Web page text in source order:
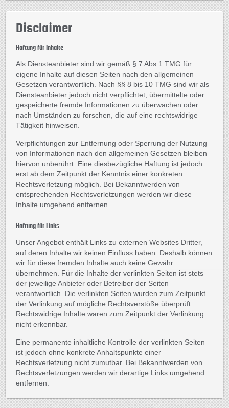
Disclaimer
Haftung für Inhalte
Als Diensteanbieter sind wir gemäß § 7 Abs.1 TMG für
eigene Inhalte auf diesen Seiten nach den allgemeinen
Gesetzen verantwortlich. Nach §§ 8 bis 10 TMG sind wir als
Diensteanbieter jedoch nicht verpflichtet, übermittelte oder
gespeicherte fremde Informationen zu überwachen oder
nach Umständen zu forschen, die auf eine rechtswidrige
Tätigkeit hinweisen.
Verpflichtungen zur Entfernung oder Sperrung der Nutzung
von Informationen nach den allgemeinen Gesetzen bleiben
hiervon unberührt. Eine diesbezügliche Haftung ist jedoch
erst ab dem Zeitpunkt der Kenntnis einer konkreten
Rechtsverletzung möglich. Bei Bekanntwerden von
entsprechenden Rechtsverletzungen werden wir diese
Inhalte umgehend entfernen.
Haftung für Links
Unser Angebot enthält Links zu externen Websites Dritter,
auf deren Inhalte wir keinen Einfluss haben. Deshalb können
wir für diese fremden Inhalte auch keine Gewähr
übernehmen. Für die Inhalte der verlinkten Seiten ist stets
der jeweilige Anbieter oder Betreiber der Seiten
verantwortlich. Die verlinkten Seiten wurden zum Zeitpunkt
der Verlinkung auf mögliche Rechtsverstöße überprüft.
Rechtswidrige Inhalte waren zum Zeitpunkt der Verlinkung
nicht erkennbar.
Eine permanente inhaltliche Kontrolle der verlinkten Seiten
ist jedoch ohne konkrete Anhaltspunkte einer
Rechtsverletzung nicht zumutbar. Bei Bekanntwerden von
Rechtsverletzungen werden wir derartige Links umgehend
entfernen.